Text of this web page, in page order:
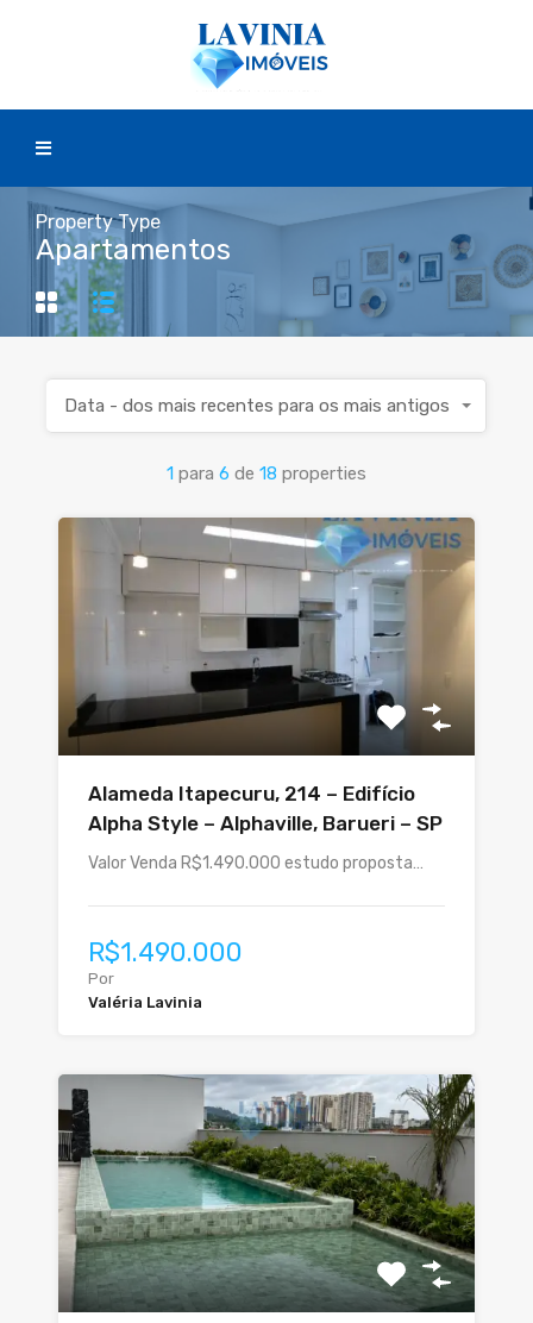
Property Type
Apartamentos
1 para 6 de 18 properties
Data - dos mais recentes para os mais antigos
Alameda Itapecuru, 214 – Edifício
Alpha Style – Alphaville, Barueri – SP
Valor Venda R$1.490.000 estudo proposta…
R$1.490.000
Por
Valéria Lavinia